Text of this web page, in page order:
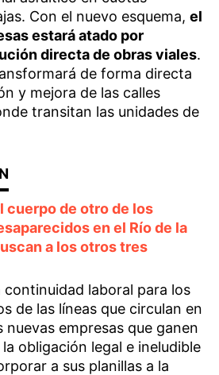
Con el nuevo esquema, el
estará atado por
directa de obras viales.
de forma directa
y mejora de las calles
transitan las unidades de
cuerpo de otro de los
en el Río de la
a los otros tres
continuidad laboral para los
de las líneas que circulan en
empresas que ganen
obligación legal e ineludible
a sus planillas a la